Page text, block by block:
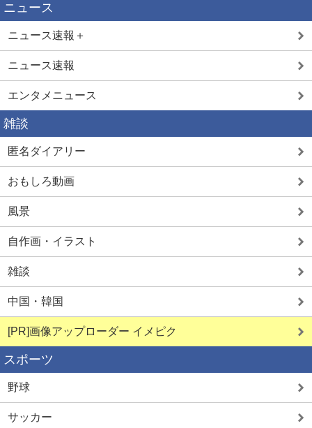
ニュース
ニュース速報＋
ニュース速報
エンタメニュース
雑談
匿名ダイアリー
おもしろ動画
風景
自作画・イラスト
雑談
中国・韓国
[PR]画像アップローダー イメピク
スポーツ
野球
サッカー